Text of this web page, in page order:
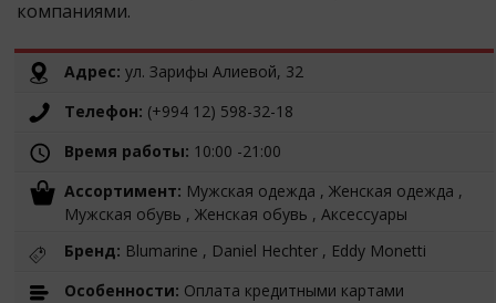
компаниями.
Адрес: ул. Зарифы Алиевой, 32
Телефон: (+994 12) 598-32-18
Время работы: 10:00 -21:00
Ассортимент: Мужская одежда , Женская одежда ,
Мужская обувь , Женская обувь , Аксессуары
Бренд: Blumarine , Daniel Hechter , Eddy Monetti
Особенности: Оплата кредитными картами